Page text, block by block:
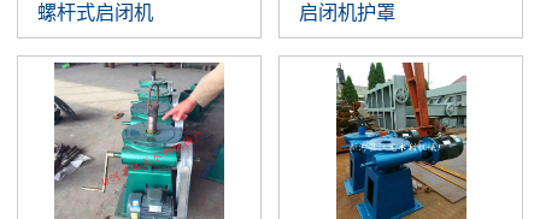
螺杆式启闭机 启闭机护罩